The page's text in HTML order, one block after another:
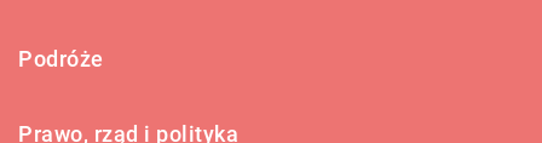
Podróże
Prawo, rząd i polityka